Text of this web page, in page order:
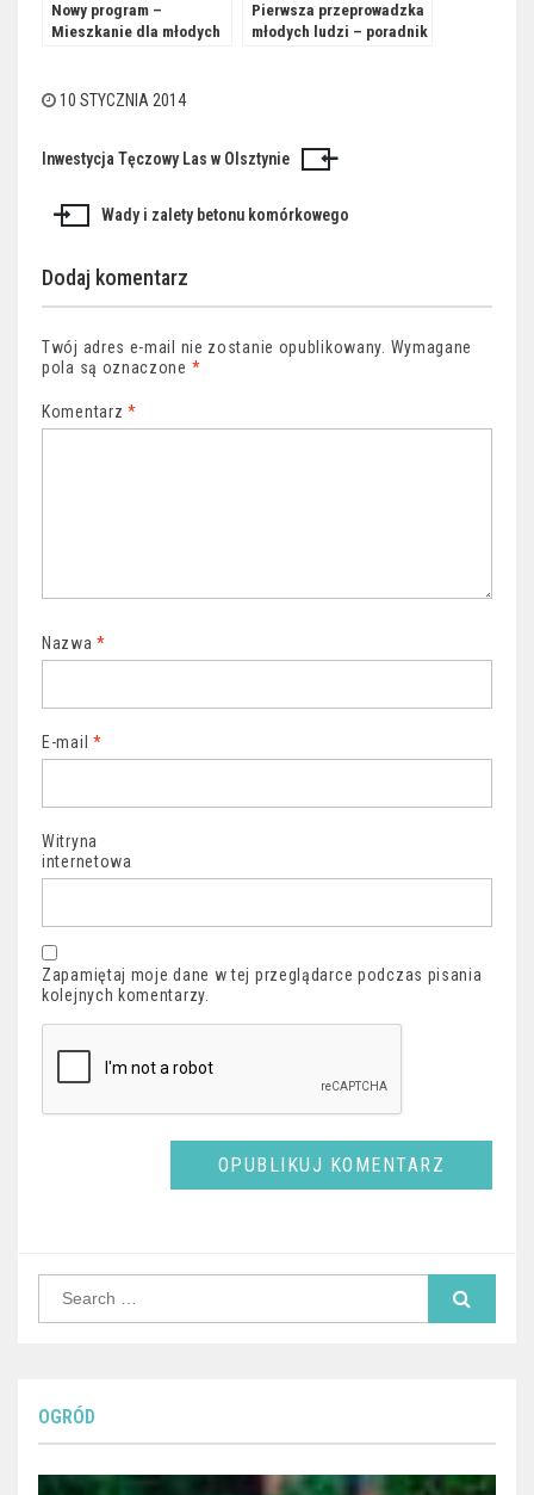
Nowy program –
Mieszkanie dla młodych
Pierwsza przeprowadzka
młodych ludzi – poradnik
10 STYCZNIA 2014
Nawigacja
wpisu
Inwestycja Tęczowy Las w Olsztynie
Wady i zalety betonu komórkowego
Dodaj komentarz
Twój adres e-mail nie zostanie opublikowany. Wymagane
pola są oznaczone *
Komentarz *
Nazwa*
E-mail *
Witryna
internetowa
Zapamiętaj moje dane w tej przeglądarce podczas pisania
kolejnych komentarzy.
OGRÓD